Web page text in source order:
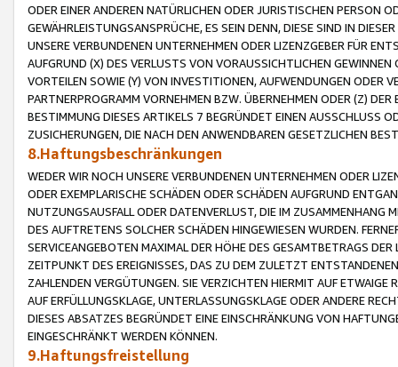
ODER EINER ANDEREN NATÜRLICHEN ODER JURISTISCHEN PERSON
GEWÄHRLEISTUNGSANSPRÜCHE, ES SEIN DENN, DIESE SIND IN
UNSERE VERBUNDENEN UNTERNEHMEN ODER LIZENZGEBER FÜR
AUFGRUND (X) DES VERLUSTS VON VORAUSSICHTLICHEN
VORTEILEN SOWIE (Y) VON INVESTITIONEN, AUFWENDUNGEN ODER
PARTNERPROGRAMM VORNEHMEN BZW. ÜBERNEHMEN ODER (Z)
BESTIMMUNG DIESES ARTIKELS 7 BEGRÜNDET EINEN AUSSCHLUSS
ZUSICHERUNGEN, DIE NACH DEN ANWENDBAREN GESETZLICHEN
8.Haftungsbeschränkungen
WEDER WIR NOCH UNSERE VERBUNDENEN UNTERNEHMEN ODER
ODER EXEMPLARISCHE SCHÄDEN ODER SCHÄDEN AUFGRUND
NUTZUNGSAUSFALL ODER DATENVERLUST, DIE IM ZUSAMMENHANG
DES AUFTRETENS SOLCHER SCHÄDEN HINGEWIESEN WURDEN.
SERVICEANGEBOTEN MAXIMAL DER HÖHE DES GESAMTBETRAGS
ZEITPUNKT DES EREIGNISSES, DAS ZU DEM ZULETZT
ZAHLENDEN VERGÜTUNGEN. SIE VERZICHTEN HIERMIT AUF
AUF ERFÜLLUNGSKLAGE, UNTERLASSUNGSKLAGE ODER ANDERE
DIESES ABSATZES BEGRÜNDET EINE EINSCHRÄNKUNG VON
EINGESCHRÄNKT WERDEN KÖNNEN.
9.Haftungsfreistellung